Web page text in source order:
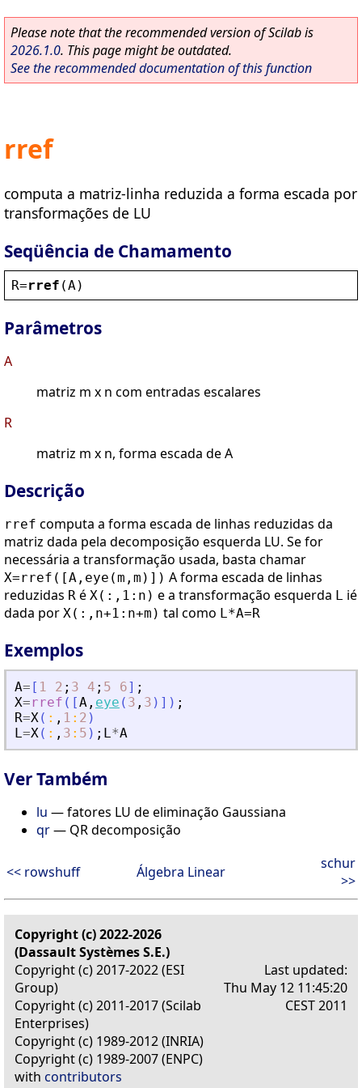
Please note that the recommended version of Scilab is
2026.1.0. This page might be outdated.
See the recommended documentation of this function
rref
computa a matriz-linha reduzida a forma escada por
transformações de LU
Seqüência de Chamamento
R=rref (A )
Parâmetros
A
matriz m x n com entradas escalares
R
matriz m x n, forma escada de A
Descrição
rref computa a forma escada de linhas reduzidas da
matriz dada pela decomposição esquerda LU. Se for
necessária a transformação usada, basta chamar
X=rref([A,eye(m,m)]) A forma escada de linhas
reduzidas R é X(:,1:n) e a transformação esquerda L ié
dada por X(:,n+1:n+m) tal como L*A=R
Exemplos
A= [ 1 2 ; 3 4 ; 5 6] ;
X=rref ( [A , eye ( 3 , 3 ) ] ) ;
R=X( : , 1 : 2 )
L=X( : , 3 : 5 ) ; L*A
Ver Também
lu — fatores LU de eliminação Gaussiana
qr— QR decomposição
<< rowshuff Álgebra Linear
schur
>>
Copyright (c) 2022-2026
(Dassault Systèmes S.E.)
Copyright (c) 2017-2022 (ESI
Group)
Copyright (c) 2011-2017 (Scilab
Enterprises)
Copyright (c) 1989-2012 (INRIA)
Copyright (c) 1989-2007 (ENPC)
with contributors
Last updated:
Thu May 12 11:45:20
CEST 2011